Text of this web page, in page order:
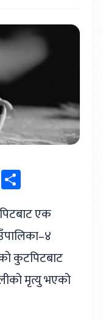
Threads
एक
कुटपिटबाट
मृत्यु भएको